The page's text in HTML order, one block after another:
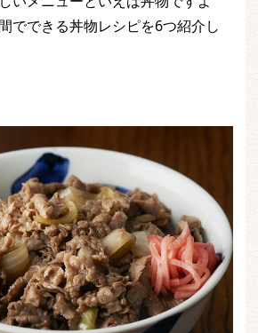
でできる丼物レシピを6つ紹介し